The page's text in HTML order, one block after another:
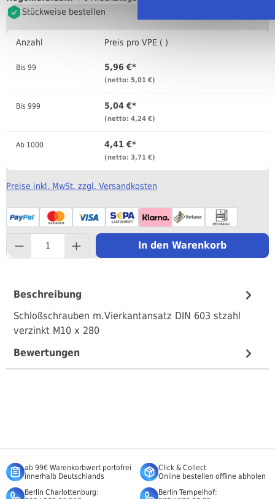
Stückweise bestellen
Anzahl Preis pro VPE ( )
Bis 99 5,96 €*
(netto: 5,01 €)
Bis 999 5,04 €*
(netto: 4,24 €)
Ab 1000 4,41 €*
(netto: 3,71 €)
Preise inkl. MwSt. zzgl. Versandkosten
In den Warenkorb
Beschreibung
Schloßschrauben m.Vierkantansatz DIN 603 stzahl
verzinkt M10 x 280
Bewertungen
ab 99€ Warenkorbwert portofrei
innerhalb Deutschlands
Click & Collect
Online bestellen offline abholen
Berlin Charlottenburg:
Berlin Tempelhof: